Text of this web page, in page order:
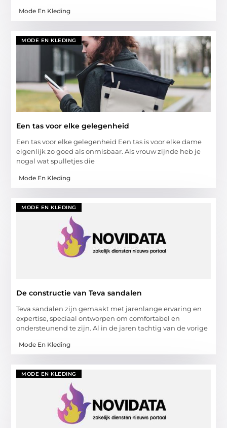
Mode En Kleding
MODE EN KLEDING
Een tas voor elke gelegenheid
Een tas voor elke gelegenheid Een tas is voor elke dame
eigenlijk zo goed als onmisbaar. Als vrouw zijnde heb je
nogal wat spulletjes die
Mode En Kleding
MODE EN KLEDING
De constructie van Teva sandalen
Teva sandalen zijn gemaakt met jarenlange ervaring en
expertise, speciaal ontworpen om comfortabel en
ondersteunend te zijn. Al in de jaren tachtig van de vorige
Mode En Kleding
MODE EN KLEDING